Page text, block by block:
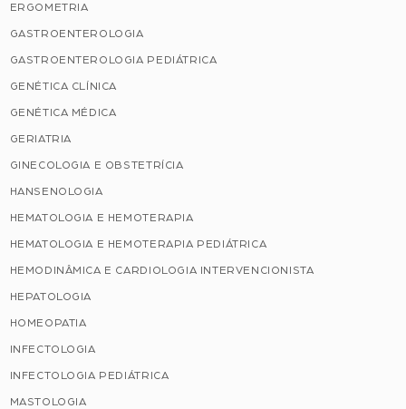
ERGOMETRIA
GASTROENTEROLOGIA
GASTROENTEROLOGIA PEDIÁTRICA
GENÉTICA CLÍNICA
GENÉTICA MÉDICA
GERIATRIA
GINECOLOGIA E OBSTETRÍCIA
HANSENOLOGIA
HEMATOLOGIA E HEMOTERAPIA
HEMATOLOGIA E HEMOTERAPIA PEDIÁTRICA
HEMODINÂMICA E CARDIOLOGIA INTERVENCIONISTA
HEPATOLOGIA
HOMEOPATIA
INFECTOLOGIA
INFECTOLOGIA PEDIÁTRICA
MASTOLOGIA